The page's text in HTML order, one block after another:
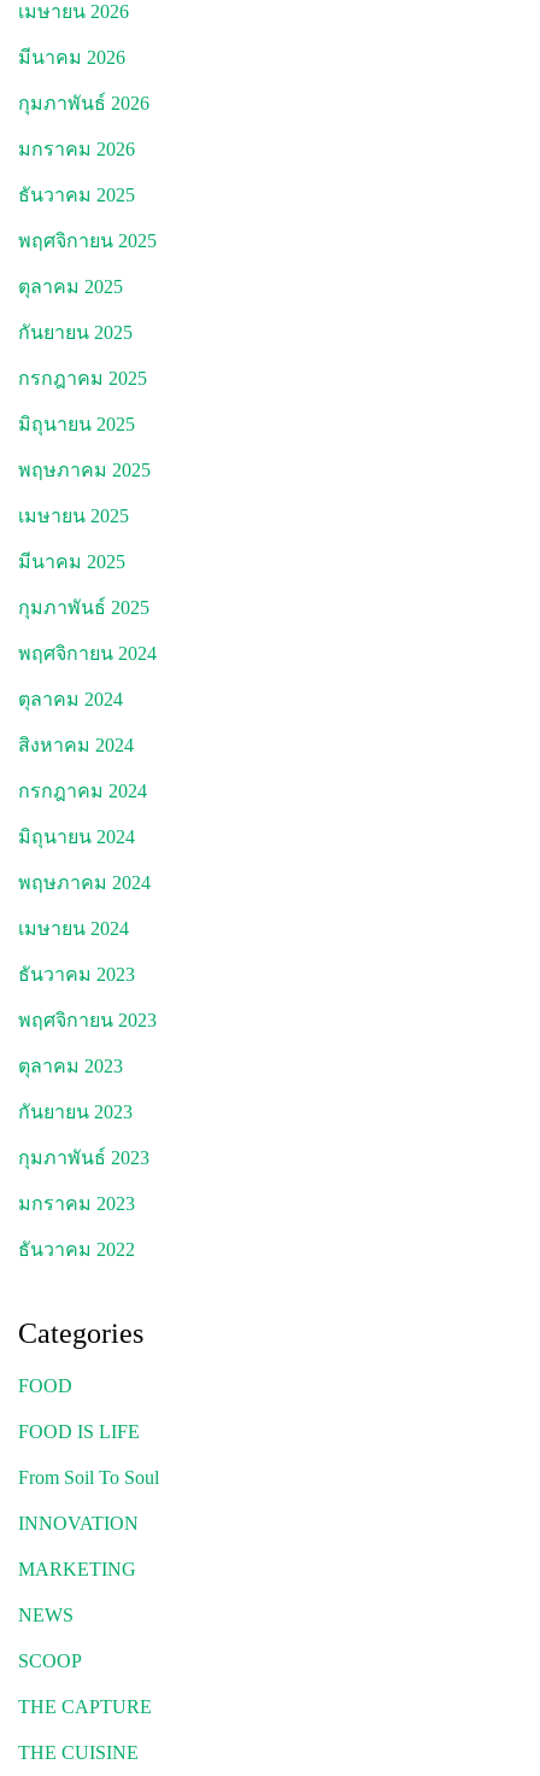
เมษายน 2026
มีนาคม 2026
กุมภาพันธ์ 2026
มกราคม 2026
ธันวาคม 2025
พฤศจิกายน 2025
ตุลาคม 2025
กันยายน 2025
กรกฎาคม 2025
มิถุนายน 2025
พฤษภาคม 2025
เมษายน 2025
มีนาคม 2025
กุมภาพันธ์ 2025
พฤศจิกายน 2024
ตุลาคม 2024
สิงหาคม 2024
กรกฎาคม 2024
มิถุนายน 2024
พฤษภาคม 2024
เมษายน 2024
ธันวาคม 2023
พฤศจิกายน 2023
ตุลาคม 2023
กันยายน 2023
กุมภาพันธ์ 2023
มกราคม 2023
ธันวาคม 2022
Categories
FOOD
FOOD IS LIFE
From Soil To Soul
INNOVATION
MARKETING
NEWS
SCOOP
THE CAPTURE
THE CUISINE